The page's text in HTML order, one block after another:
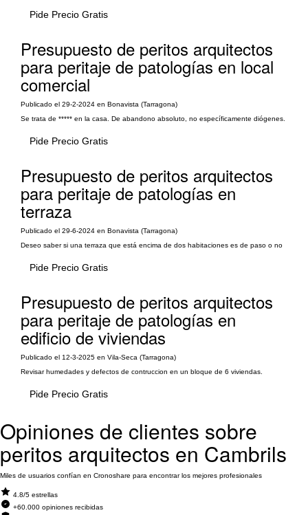
Pide Precio Gratis
Presupuesto de peritos arquitectos
para peritaje de patologías en local
comercial
Publicado el 29-2-2024 en Bonavista (Tarragona)
Se trata de ***** en la casa. De abandono absoluto, no específicamente diógenes.
Pide Precio Gratis
Presupuesto de peritos arquitectos
para peritaje de patologías en
terraza
Publicado el 29-6-2024 en Bonavista (Tarragona)
Deseo saber si una terraza que está encima de dos habitaciones es de paso o no
Pide Precio Gratis
Presupuesto de peritos arquitectos
para peritaje de patologías en
edificio de viviendas
Publicado el 12-3-2025 en Vila-Seca (Tarragona)
Revisar humedades y defectos de contruccion en un bloque de 6 viviendas.
Pide Precio Gratis
Opiniones de clientes sobre
peritos arquitectos en Cambrils
Miles de usuarios confían en Cronoshare para encontrar los mejores profesionales
4.8/5 estrellas
+60.000 opiniones recibidas